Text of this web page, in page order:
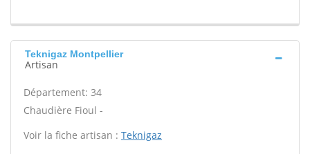
Teknigaz Montpellier
Artisan
Département: 34
Chaudière Fioul -
Voir la fiche artisan : Teknigaz